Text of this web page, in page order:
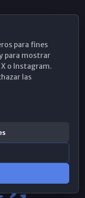
para fines
para mostrar
o Instagram.
las